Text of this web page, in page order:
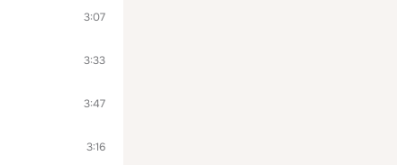
3:07
3:33
3:47
3:16